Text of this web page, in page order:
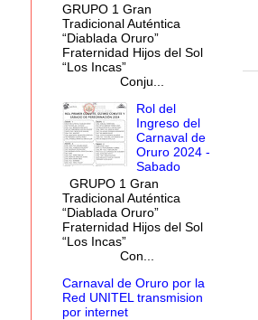
GRUPO 1 Gran
Tradicional Auténtica
“Diablada Oruro”
Fraternidad Hijos del Sol
“Los Incas”
Conju...
Rol del
Ingreso del
Carnaval de
Oruro 2024 -
Sabado
GRUPO 1 Gran
Tradicional Auténtica
“Diablada Oruro”
Fraternidad Hijos del Sol
“Los Incas”
Con...
Carnaval de Oruro por la
Red UNITEL transmision
por internet